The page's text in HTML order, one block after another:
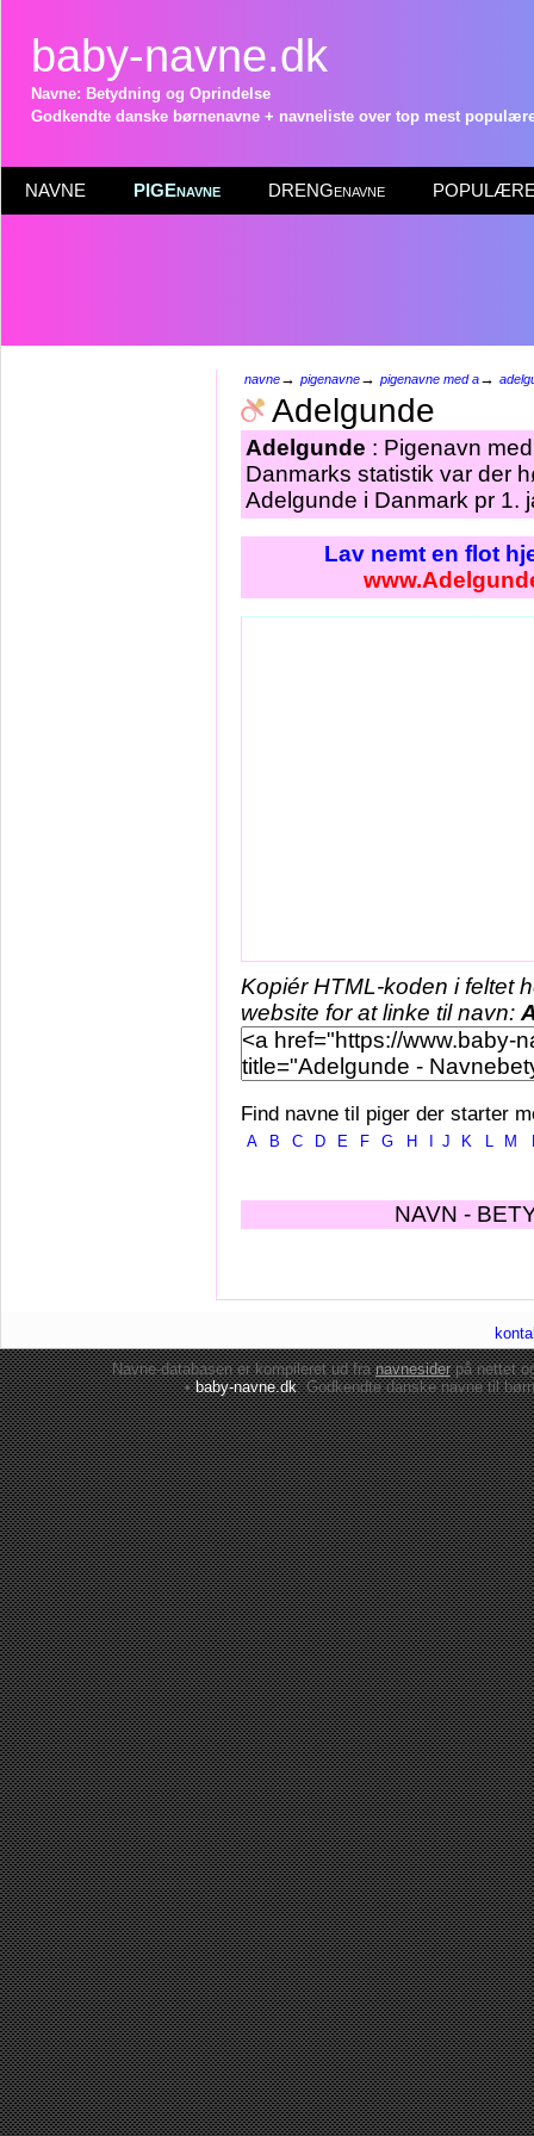
baby-navne.dk
Navne: Betydning og Oprindelse
Godkendte danske børnenavne + navneliste over top mest
NAVNE PIGEnavne DRENGenavne POPULÆRE
navne→ pigenavne→ pigenavne med a→
Adelgunde
Adelgunde : Pigenavn
Danmarks statistik var der
Adelgunde i Danmark pr 1.
Lav nemt en flot
Kopiér HTML-koden i feltet
website for at linke til navn:
Find navne til piger der starter
A B C D E F G H J K L M
NAVN -
Navne-databasen er kompileret ud franavnesiderpå nettet
•baby-navne.dk: Godkendte danskenavne til børn